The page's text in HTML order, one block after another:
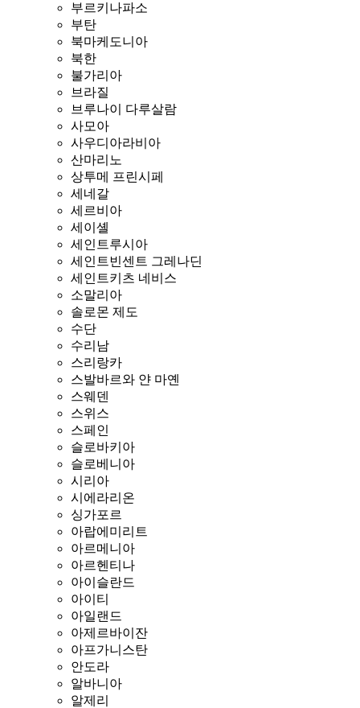
부르키나파소
부탄
북마케도니아
북한
불가리아
브라질
브루나이 다루살람
사모아
사우디아라비아
산마리노
상투메 프린시페
세네갈
세르비아
세이셸
세인트루시아
세인트빈센트 그레나딘
세인트키츠 네비스
소말리아
솔로몬 제도
수단
수리남
스리랑카
스발바르와 얀 마옌
스웨덴
스위스
스페인
슬로바키아
슬로베니아
시리아
시에라리온
싱가포르
아랍에미리트
아르메니아
아르헨티나
아이슬란드
아이티
아일랜드
아제르바이잔
아프가니스탄
안도라
알바니아
알제리